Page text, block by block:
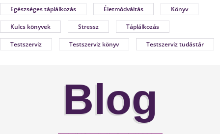
Egészséges táplálkozás Életmódváltás Könyv
Kulcs könyvek Stressz Táplálkozás
Testszerviz Testszerviz könyv Testszerviz tudástár
Blog